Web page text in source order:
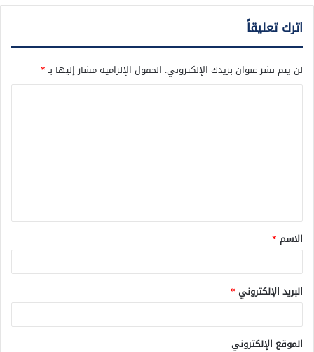
اترك تعليقاً
لن يتم نشر عنوان بريدك الإلكتروني. الحقول الإلزامية مشار إليها بـ*
ق
*
الاسم *
البريد الإلكتروني *
الموقع الإلكتروني